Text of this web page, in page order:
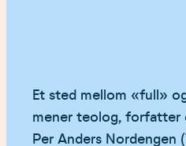
Et sted mellom «full»
mener teolog, forfatter
Per Anders Nordengen